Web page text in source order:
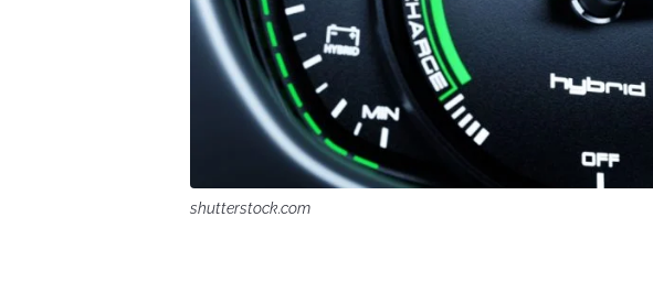
shutterstock.com